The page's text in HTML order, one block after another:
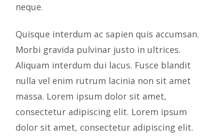
neque.
Quisque interdum ac sapien quis accumsan.
Morbi gravida pulvinar justo in ultrices.
Aliquam interdum dui lacus. Fusce blandit
nulla vel enim rutrum lacinia non sit amet
massa. Lorem ipsum dolor sit amet,
consectetur adipiscing elit. Lorem ipsum
dolor sit amet, consectetur adipiscing elit.